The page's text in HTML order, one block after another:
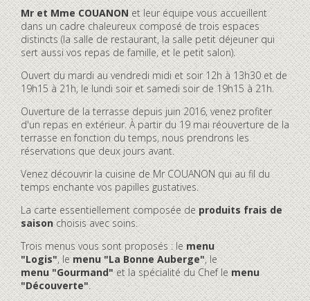
Contenu
accordéon
Mr et Mme COUANONet leur équipe vous accueillent
dans un cadre chaleureux composé de trois espaces
distincts (la salle de restaurant, la salle petit déjeuner qui
sert aussi vos repas de famille, et le petit salon).
Ouvert du mardi au vendredi midi et soir 12h à 13h30 et de
19h15 à 21h, le lundi soir et samedi soir de 19h15 à 21h.
Ouverture de la terrasse depuis juin 2016, venez profiter
d'un repas en extérieur. À partir du 19 mai réouverture de la
terrasse en fonction du temps, nous prendrons les
réservations que deux jours avant.
Venez découvrir la cuisine de Mr COUANON qui au fil du
temps enchante vos papilles gustatives.
La carte essentiellement composée deproduits frais de
saisonchoisis avec soins.
Trois menus vous sont proposés : lemenu
"Logis", lemenu "La Bonne Auberge", le
menu "Gourmand"et la spécialité du Chef lemenu
"Découverte".